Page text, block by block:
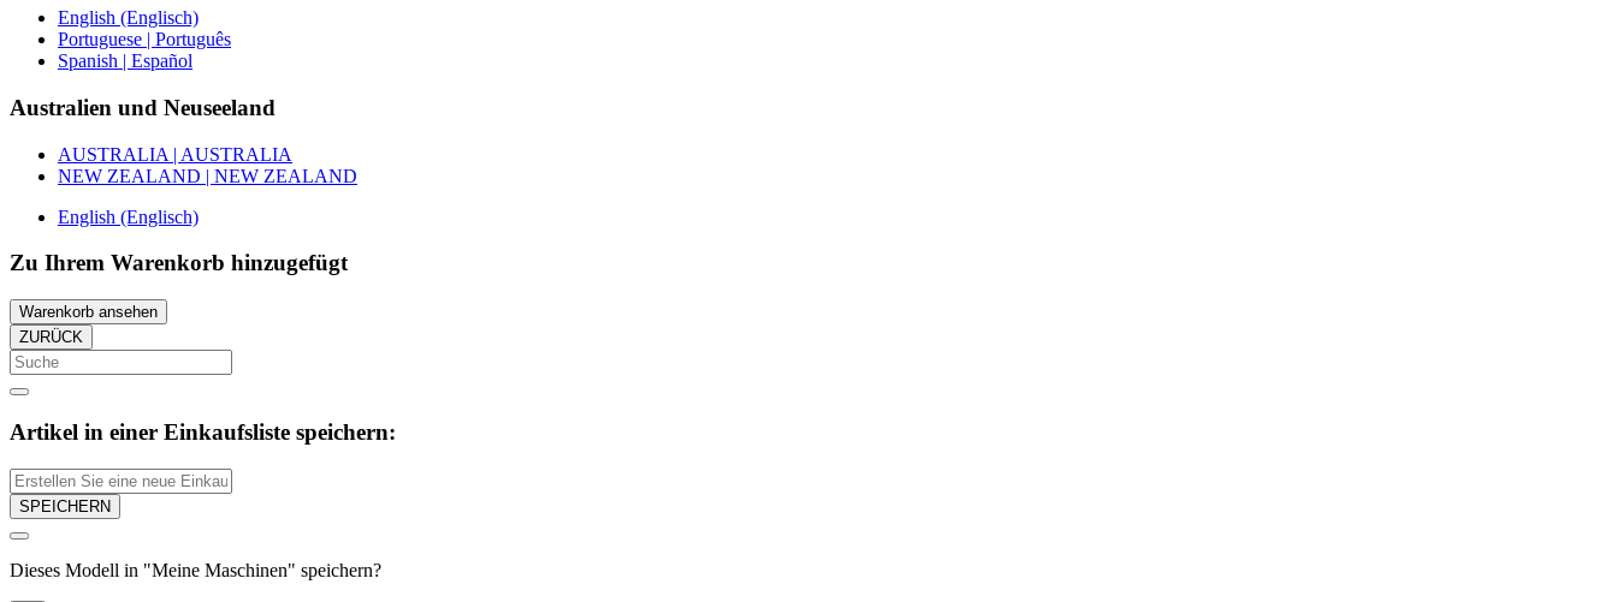
English (Englisch)
Portuguese | Português
Spanish | Español
Australien und Neuseeland
AUSTRALIA | AUSTRALIA
NEW ZEALAND | NEW ZEALAND
English (Englisch)
Zu Ihrem Warenkorb hinzugefügt
Warenkorb ansehen
ZURÜCK
Artikel in einer Einkaufsliste speichern:
SPEICHERN
Dieses Modell in "Meine Maschinen" speichern?